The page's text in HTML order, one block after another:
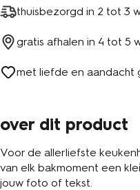
thuisbezorgd in 2 tot 3
gratis afhalen in 4 tot 5
met liefde en aandacht
over dit product
Voor de allerliefste
van elk bakmoment een
jouw foto of tekst.